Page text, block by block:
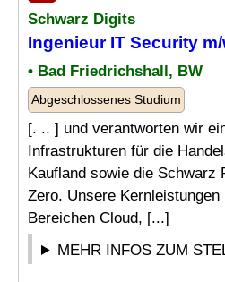
Schwarz Digits
Ingenieur IT Security
• Bad Friedrichshall, BW
Abgeschlossenes Studium
[. .. ] und verantworten wir
Infrastrukturen für die
Kaufland sowie die Schwarz
Zero. Unsere
Bereichen Cloud, [...]
MEHR INFOS ZUM